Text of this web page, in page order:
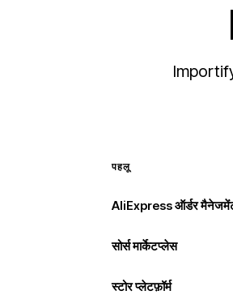
पहलू
AliExpress ऑर्डर
सोर्स मार्केटप्लेस
स्टोर प्लेटफ़ॉर्म